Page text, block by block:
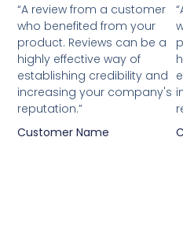
“A review from a customer
who benefited from your
product. Reviews can be a
highly effective way of
establishing credibility and
increasing your company's
reputation.”
Customer Name